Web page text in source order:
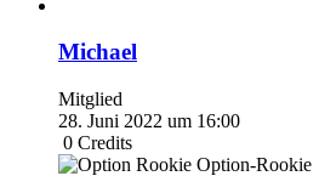
Michael
Mitglied
28. Juni 2022 um 16:00
0 Credits
Option-Rookie